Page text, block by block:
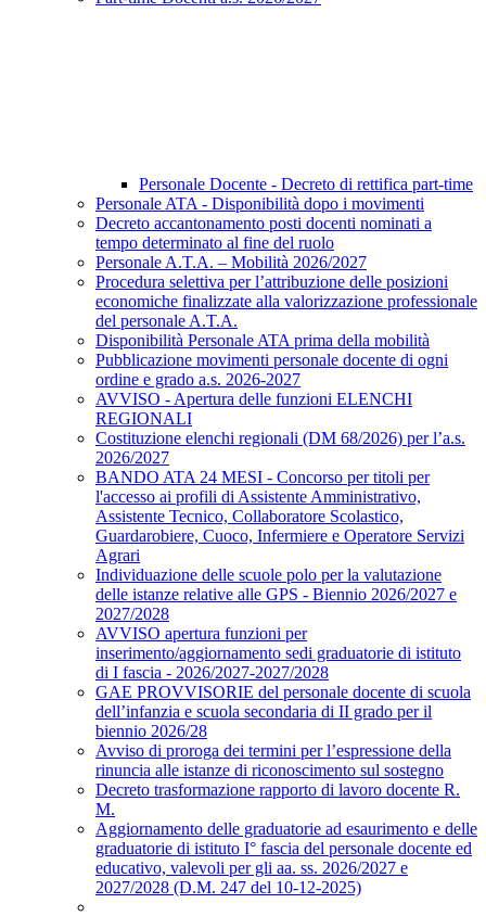
Personale Docente - Decreto di rettifica part-time
Personale ATA - Disponibilità dopo i movimenti
Decreto accantonamento posti docenti nominati a
tempo determinato al fine del ruolo
Personale A.T.A. – Mobilità 2026/2027
Procedura selettiva per l’attribuzione delle posizioni
economiche finalizzate alla valorizzazione professionale
del personale A.T.A.
Disponibilità Personale ATA prima della mobilità
Pubblicazione movimenti personale docente di ogni
ordine e grado a.s. 2026-2027
AVVISO - Apertura delle funzioni ELENCHI
REGIONALI
Costituzione elenchi regionali (DM 68/2026) per l’a.s.
2026/2027
BANDO ATA 24 MESI - Concorso per titoli per
l'accesso ai profili di Assistente Amministrativo,
Assistente Tecnico, Collaboratore Scolastico,
Guardarobiere, Cuoco, Infermiere e Operatore Servizi
Agrari
Individuazione delle scuole polo per la valutazione
delle istanze relative alle GPS - Biennio 2026/2027 e
2027/2028
AVVISO apertura funzioni per
inserimento/aggiornamento sedi graduatorie di istituto
di I fascia - 2026/2027-2027/2028
GAE PROVVISORIE del personale docente di scuola
dell’infanzia e scuola secondaria di II grado per il
biennio 2026/28
Avviso di proroga dei termini per l’espressione della
rinuncia alle istanze di riconoscimento sul sostegno
Decreto trasformazione rapporto di lavoro docente R.
M.
Aggiornamento delle graduatorie ad esaurimento e delle
graduatorie di istituto I° fascia del personale docente ed
educativo, valevoli per gli aa. ss. 2026/2027 e
2027/2028 (D.M. 247 del 10-12-2025)